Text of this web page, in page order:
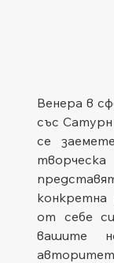
Венера в
със
се
конкретна
от себе
вашите